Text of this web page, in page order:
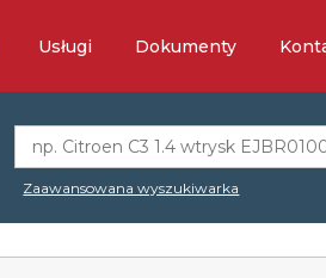
Usługi Dokumenty
Zaawansowana wyszukiwarka